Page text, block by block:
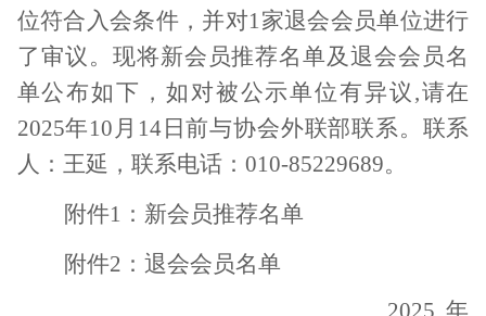
位符合入会条件，并对1家退会会员单位进行
了审议。现将新会员推荐名单及退会会员名
单公布如下，如对被公示单位有异议,请在
2025年10月14日前与协会外联部联系。联系
人：王延，联系电话：010-85229689。
附件1：新会员推荐名单
附件2：退会会员名单